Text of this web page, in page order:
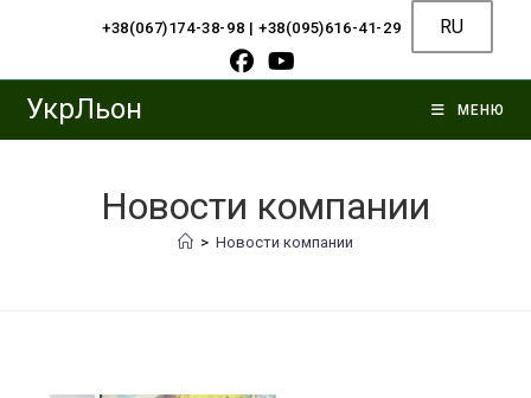
+38(067)174-38-98 |+38(095)616-41-29 RU
УкрЛьон МЕНЮ
Новости компании
> Новости компании